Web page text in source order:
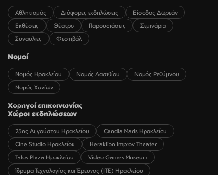
Αθλητισμός Διάφορες εκδηλώσεις
Είσοδος Δωρεάν
Εκθέσεις
Θέατρο Παρουσιάσεις
Σεμινάρια
Συναυλίες
Φεστιβάλ
Νομοί
Νομός Ηρακλείου Νομός Λασιθίου
Νομός Ρεθύμνου
Νομός Χανίων
Χορηγοί επικοινωνίας
Χώροι εκδηλώσεων
25ης Αυγούστου Ηρακλείου
Candia Maris Ηρακλείου
Cine Studio Ηρακλείου
Heraklion Improv Theater
Talos Plaza Ηρακλείου
Video Games Museum
Ίδρυμα Τεχνολογίας και Έρευνας (ΙΤΕ) Ηρακλείου